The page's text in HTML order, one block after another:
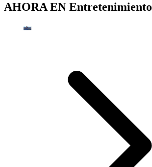
AHORA EN Entretenimiento